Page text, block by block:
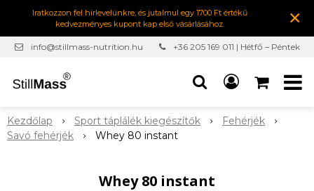
Iratkozzon fel hírlevelünkre, és jutalmul egy 1700 Ft értékű
kedvezményes kupont kap első vásárlásához.
×
info@stillmass-nutrition.hu
+36 205 169 011 | Hétfő – Péntek
Kezdőlap Sport táplálék kiegészítők
Fehérjék
Savó fehérjék
Whey 80 instant
Whey 80 instant